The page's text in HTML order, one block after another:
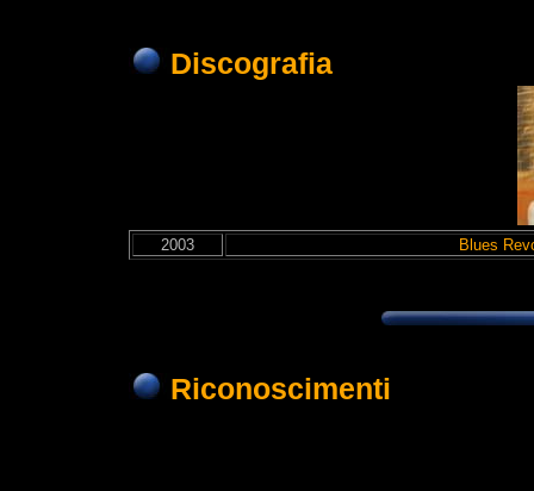
Discografia
2003 Blues
Riconoscimenti